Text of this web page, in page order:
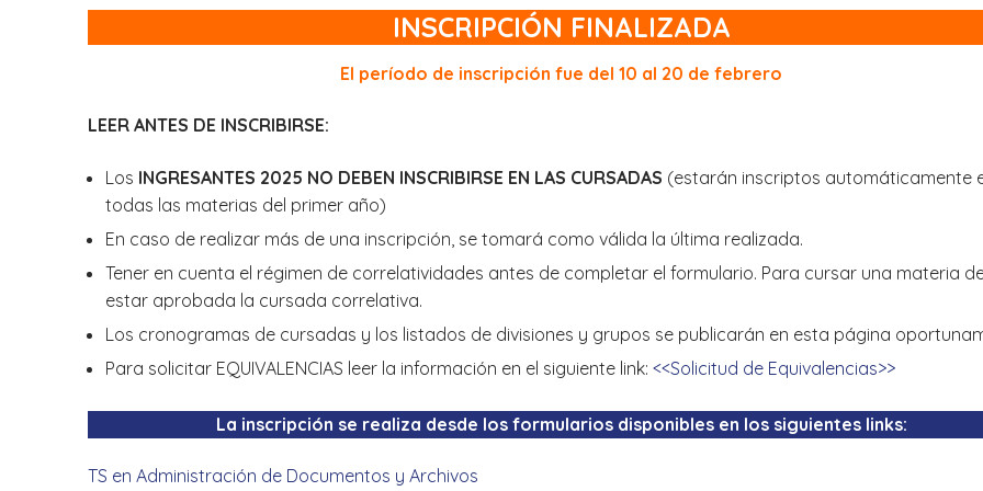
INSCRIPCIÓN FINALIZADA
El período de inscripción fue del 10 al 20 de febrero
LEER ANTES DE INSCRIBIRSE:
Los INGRESANTES 2025 NO DEBEN INSCRIBIRSE EN LAS CURSADAS (estarán inscriptos automáticamente
todas las materias del primer año)
En caso de realizar más de una inscripción, se tomará como válida la última realizada.
Tener en cuenta el régimen de correlatividades antes de completar el formulario. Para cursar una materia
estar aprobada la cursada correlativa.
Los cronogramas de cursadas y los listados de divisiones y grupos se publicarán en esta página
Para solicitar EQUIVALENCIAS leer la información en el siguiente link: <<Solicitud de Equivalencias>>
La inscripción se realiza desde los formularios disponibles en los siguientes links:
TS en Administración de Documentos y Archivos